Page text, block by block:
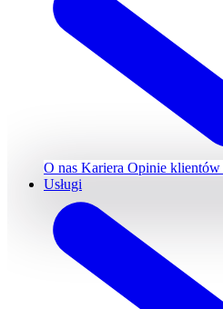
O nas Kariera Opinie klientów
Usługi